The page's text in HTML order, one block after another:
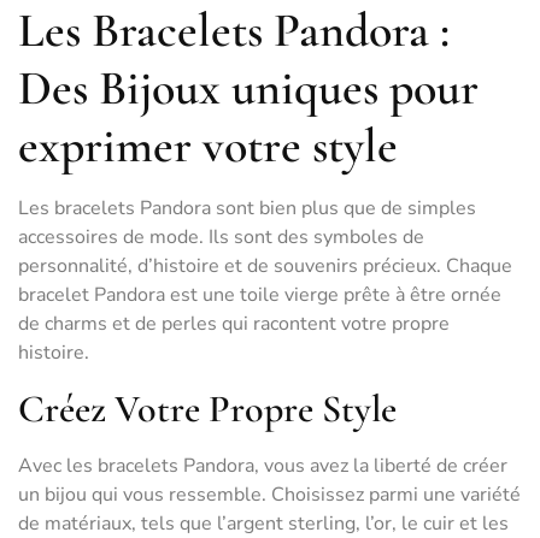
Les Bracelets Pandora :
Des Bijoux uniques pour
exprimer votre style
Les bracelets Pandora sont bien plus que de simples
accessoires de mode. Ils sont des symboles de
personnalité, d’histoire et de souvenirs précieux. Chaque
bracelet Pandora est une toile vierge prête à être ornée
de charms et de perles qui racontent votre propre
histoire.
Créez Votre Propre Style
Avec les bracelets Pandora, vous avez la liberté de créer
un bijou qui vous ressemble. Choisissez parmi une variété
de matériaux, tels que l’argent sterling, l’or, le cuir et les